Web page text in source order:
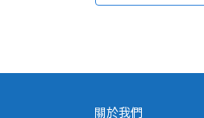
關於我們